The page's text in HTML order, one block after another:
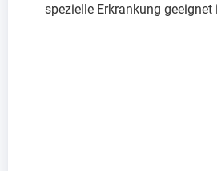
spezielle Erkrankung geeignet